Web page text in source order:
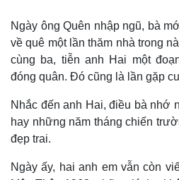
Ngày ông Quên nhập ngũ, bà
về quê một lần thăm nhà trong
cùng ba, tiễn anh Hai một
đóng quân. Đó cũng là lần gặp
Nhắc đến anh Hai, điều bà nhớ
hay những năm tháng chiến
đẹp trai.
Ngày ấy, hai anh em vẫn còn